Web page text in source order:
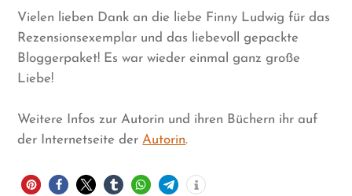
Vielen lieben Dank an die liebe Finny Ludwig für das
Rezensionsexemplar und das liebevoll gepackte
Bloggerpaket! Es war wieder einmal ganz große
Liebe!
Weitere Infos zur Autorin und ihren Büchern ihr auf
der Internetseite derAutorin.